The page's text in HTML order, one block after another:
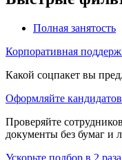
Полная занятость
Корпоративная
Какой соцпакет вы
Оформляйте
Проверяйте
документы без бумаг и
Ускорьте подбор в 2